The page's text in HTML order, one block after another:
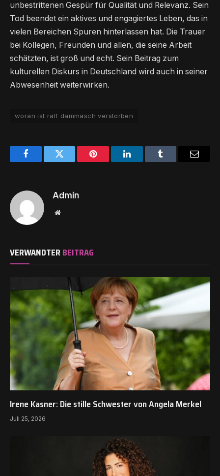
unbestrittenen Gespür für Qualität und Relevanz. Sein
Tod beendet ein aktives und engagiertes Leben, das in
vielen Bereichen Spuren hinterlassen hat. Die Trauer
bei Kollegen, Freunden und allen, die seine Arbeit
schätzten, ist groß und echt. Sein Beitrag zum
kulturellen Diskurs in Deutschland wird auch in seiner
Abwesenheit weiterwirken.
woran ist ralf dammasch verstorben
FacebookTwitter Pinterest LinkedInTumblr
Admin
Website
VERWANDTER BEITRAG
Irene Kasner: Die stille Schwester von Angela Merkel
Juli 25, 2026